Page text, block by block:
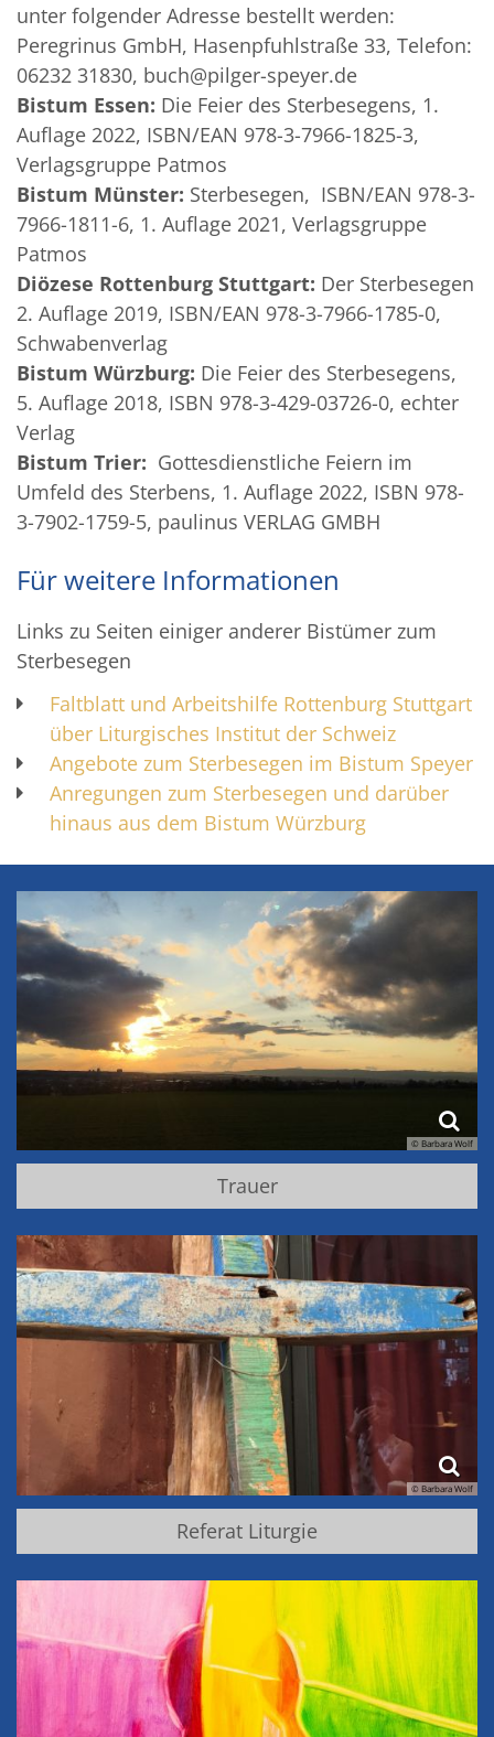
unter folgender Adresse bestellt werden:
Peregrinus GmbH, Hasenpfuhlstraße 33, Telefon:
06232 31830, buch@pilger-speyer.de
Bistum Essen: Die Feier des Sterbesegens, 1.
Auflage 2022, ISBN/EAN 978-3-7966-1825-3,
Verlagsgruppe Patmos
Bistum Münster: Sterbesegen, ISBN/EAN 978-3-
7966-1811-6, 1. Auflage 2021, Verlagsgruppe
Patmos
Diözese Rottenburg Stuttgart: Der Sterbesegen
2. Auflage 2019, ISBN/EAN 978-3-7966-1785-0,
Schwabenverlag
Bistum Würzburg: Die Feier des Sterbesegens,
5. Auflage 2018, ISBN 978-3-429-03726-0, echter
Verlag
Bistum Trier: Gottesdienstliche Feiern im
Umfeld des Sterbens, 1. Auflage 2022, ISBN 978-
3-7902-1759-5, paulinus VERLAG GMBH
Für weitere Informationen
Links zu Seiten einiger anderer Bistümer zum
Sterbesegen
Faltblatt und Arbeitshilfe Rottenburg Stuttgart
über Liturgisches Institut der Schweiz
Angebote zum Sterbesegen im Bistum Speyer
Anregungen zum Sterbesegen und darüber
hinaus aus dem Bistum Würzburg
© Barbara Wolf
Trauer
© Barbara Wolf
Referat Liturgie